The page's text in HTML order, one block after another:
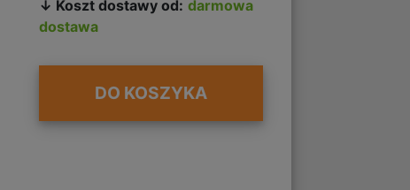
↓ Koszt dostawy od: darmowa
dostawa
DO KOSZYKA